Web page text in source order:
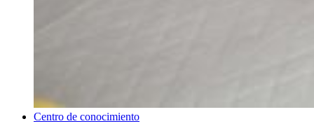
Centro de conocimiento